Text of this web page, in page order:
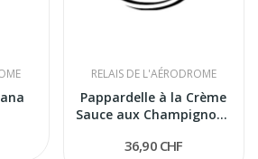
RELAIS DE L'AÉRODROME
Pappardelle à la Crème
Sauce aux Champignons
36,90 CHF